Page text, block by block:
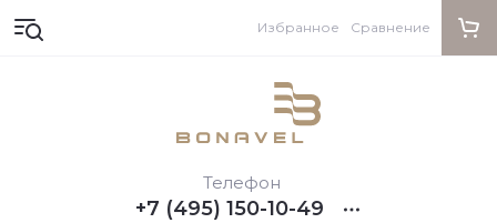
Телефон
+7 (495) 150-10-49
Избранное Сравнение